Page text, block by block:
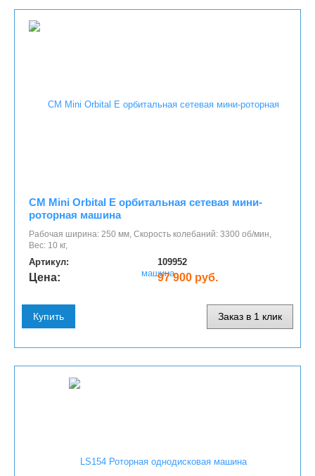
CM Mini Orbital E орбитальная сетевая мини-
роторная машина
Рабочая ширина: 250 мм, Скорость колебаний: 3300 об/мин,
Вес: 10 кг,
Артикул: 109952
Цена: 97 900 руб.
Купить Заказ в 1 клик